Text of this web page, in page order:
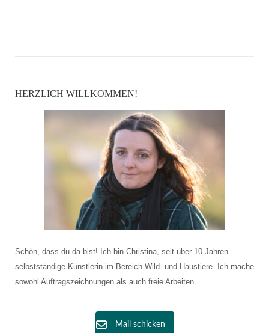
HERZLICH WILLKOMMEN!
Schön, dass du da bist! Ich bin Christina, seit über 10 Jahren
selbstständige Künstlerin im Bereich Wild- und Haustiere. Ich mache
sowohl Auftragszeichnungen als auch freie Arbeiten.
Mail schicken